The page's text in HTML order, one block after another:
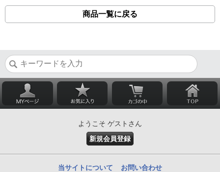
商品一覧に戻る
ようこそ ゲストさん
新規会員登録
当サイトについて お問い合わせ